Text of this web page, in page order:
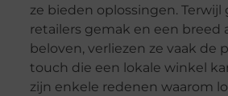
ze bieden oplossingen. Terwijl
retailers gemak en een breed
beloven, verliezen ze vaak de
touch die een lokale winkel
zijn enkele redenen waarom